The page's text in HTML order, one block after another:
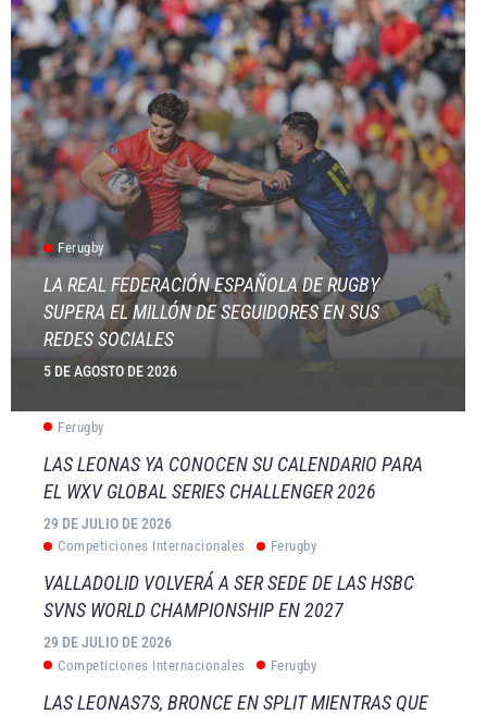
Ferugby
LA REAL FEDERACIÓN ESPAÑOLA DE RUGBY
SUPERA EL MILLÓN DE SEGUIDORES EN SUS
REDES SOCIALES
5 DE AGOSTO DE 2026
Ferugby
LAS LEONAS YA CONOCEN SU CALENDARIO PARA
EL WXV GLOBAL SERIES CHALLENGER 2026
29 DE JULIO DE 2026
Competiciones Internacionales Ferugby
VALLADOLID VOLVERÁ A SER SEDE DE LAS HSBC
SVNS WORLD CHAMPIONSHIP EN 2027
29 DE JULIO DE 2026
Competiciones Internacionales Ferugby
LAS LEONAS7S, BRONCE EN SPLIT MIENTRAS QUE